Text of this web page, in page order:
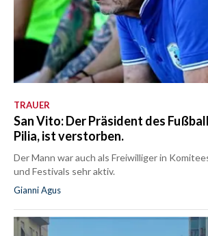
TRAUER
San Vito: Der Präsident des
Pilia, ist verstorben.
Der Mann war auch als Freiwilliger in
und Festivals sehr aktiv.
Gianni Agus